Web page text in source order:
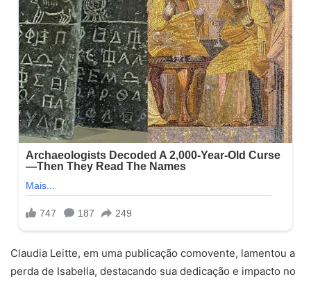
Claudia Leitte, em uma publicação comovente, lamentou a
perda de Isabella, destacando sua dedicação e impacto no